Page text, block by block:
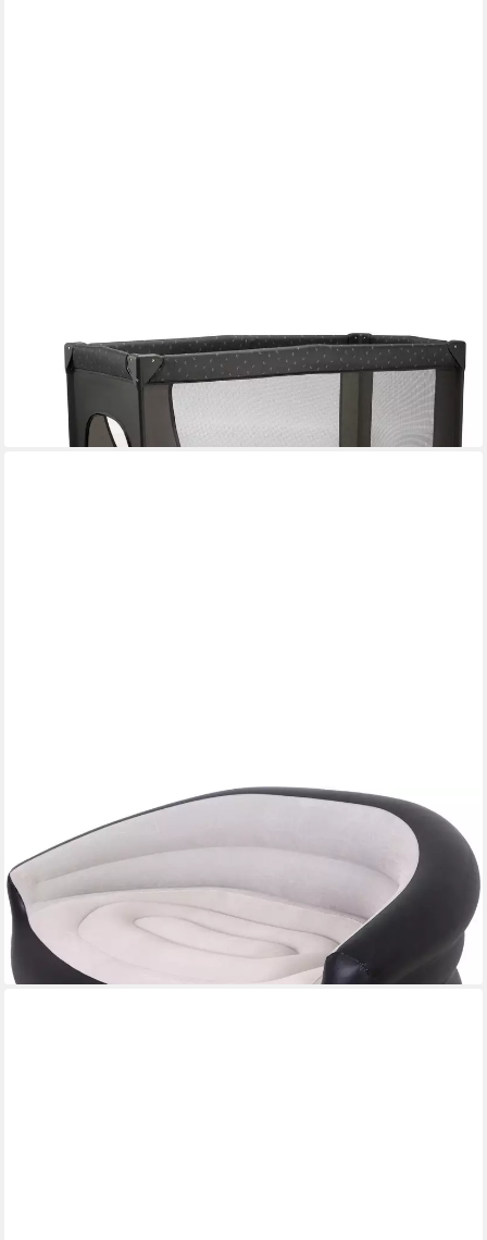
KINDERKRAFT
Baby-Reisebett 2in1 JOY LIGHT, grau, mit Tragetasche
44,15 €
lieferbar - in 2-3 Werktagen bei dir
Luftsofa Avenli aufblasbares Sofa 138 x 87 x 71 cm, (Avenli
aufblasbares Sofa, Luftsofa aufblasbar 138x87x71 cm),
Rückenlehne für hervorragende Stabilität und Sitzkomfort
29,99 €
UVP
-25%
lieferbar - in 2-3 Werktagen bei dir